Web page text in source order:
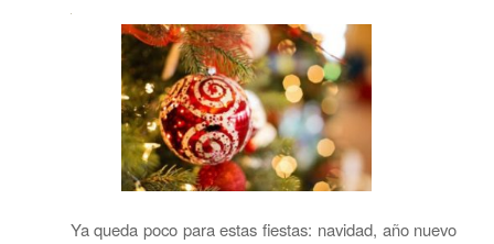
Ya queda poco para estas fiestas: navidad, año nuevo